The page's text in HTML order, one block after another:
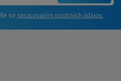
so spracovaním osobných údajov.